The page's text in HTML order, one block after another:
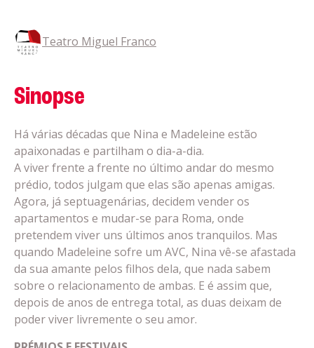
Teatro Miguel Franco
Sinopse
Há várias décadas que Nina e Madeleine estão
apaixonadas e partilham o dia-a-dia.
A viver frente a frente no último andar do mesmo
prédio, todos julgam que elas são apenas amigas.
Agora, já septuagenárias, decidem vender os
apartamentos e mudar-se para Roma, onde
pretendem viver uns últimos anos tranquilos. Mas
quando Madeleine sofre um AVC, Nina vê-se afastada
da sua amante pelos filhos dela, que nada sabem
sobre o relacionamento de ambas. E é assim que,
depois de anos de entrega total, as duas deixam de
poder viver livremente o seu amor.